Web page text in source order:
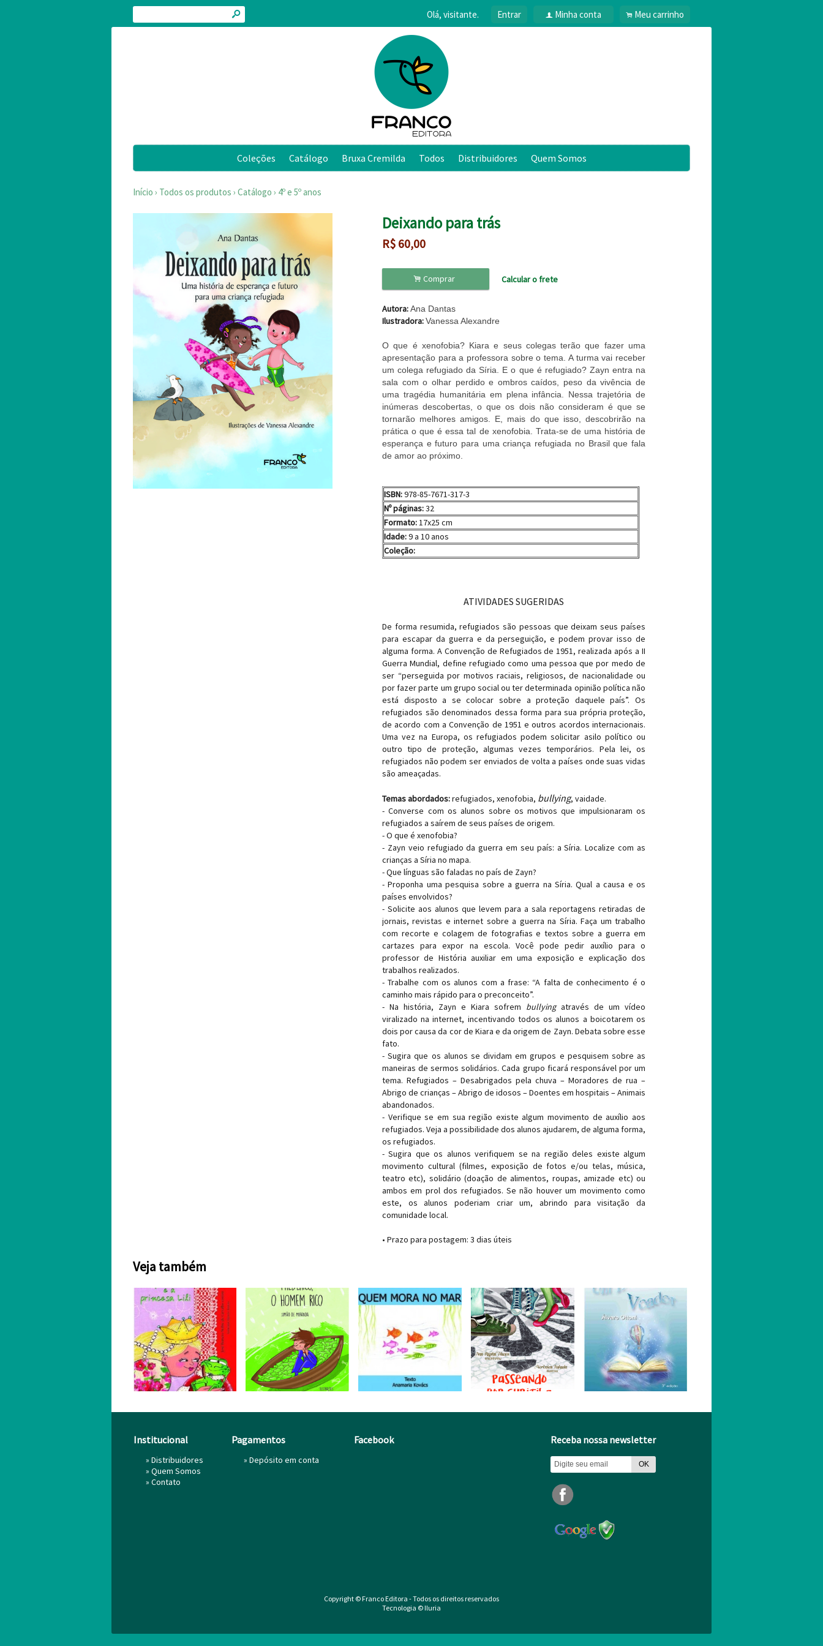
s Olá, visitante. Entrar f Minha conta . Meu carrinho
Coleções Catálogo Bruxa Cremilda Todos Distribuidores Quem Somos
Início › Todos os produtos › Catálogo › 4º e 5º anos
Deixando para trás
R$ 60,00
. Comprar Calcular o frete
Autora:Ana Dantas
Ilustradora:Vanessa Alexandre
O que é xenofobia? Kiara e seus colegas terão que fazer uma
apresentação para a professora sobre o tema. A turma vai receber
um colega refugiado da Síria. E o que é refugiado? Zayn entra na
sala com o olhar perdido e ombros caídos, peso da vivência de
uma tragédia humanitária em plena infância. Nessa trajetória de
inúmeras descobertas, o que os dois não consideram é que se
tornarão melhores amigos. E, mais do que isso, descobrirão na
prática o que é essa tal de xenofobia. Trata-se de uma história de
esperança e futuro para uma criança refugiada no Brasil que fala
de amor ao próximo.
ISBN:978-85-7671-317-3
Nº páginas:32
Formato:17x25 cm
Idade:9 a 10 anos
Coleção:
ATIVIDADES SUGERIDAS
De forma resumida, refugiados são pessoas que deixam seus países
para escapar da guerra e da perseguição, e podem provar isso de
alguma forma. A Convenção de Refugiados de 1951, realizada após a II
Guerra Mundial, define refugiado como uma pessoa que por medo de
ser “perseguida por motivos raciais, religiosos, de nacionalidade ou
por fazer parte um grupo social ou ter determinada opinião política não
está disposto a se colocar sobre a proteção daquele país”. Os
refugiados são denominados dessa forma para sua própria proteção,
de acordo com a Convenção de 1951 e outros acordos internacionais.
Uma vez na Europa, os refugiados podem solicitar asilo político ou
outro tipo de proteção, algumas vezes temporários. Pela lei, os
refugiados não podem ser enviados de volta a países onde suas vidas
são ameaçadas.
Temas abordados:refugiados, xenofobia, bullying, vaidade.
- Converse com os alunos sobre os motivos que impulsionaram os
refugiados a saírem de seus países de origem.
- O que é xenofobia?
- Zayn veio refugiado da guerra em seu país: a Síria. Localize com as
crianças a Síria no mapa.
- Que línguas são faladas no país de Zayn?
- Proponha uma pesquisa sobre a guerra na Síria. Qual a causa e os
países envolvidos?
- Solicite aos alunos que levem para a sala reportagens retiradas de
jornais, revistas e internet sobre a guerra na Síria. Faça um trabalho
com recorte e colagem de fotografias e textos sobre a guerra em
cartazes para expor na escola. Você pode pedir auxílio para o
professor de História auxiliar em uma exposição e explicação dos
trabalhos realizados.
- Trabalhe com os alunos com a frase: “A falta de conhecimento é o
caminho mais rápido para o preconceito”.
- Na história, Zayn e Kiara sofrem bullyingatravés de um vídeo
viralizado na internet, incentivando todos os alunos a boicotarem os
dois por causa da cor de Kiara e da origem de Zayn. Debata sobre esse
fato.
- Sugira que os alunos se dividam em grupos e pesquisem sobre as
maneiras de sermos solidários. Cada grupo ficará responsável por um
tema. Refugiados – Desabrigados pela chuva – Moradores de rua –
Abrigo de crianças – Abrigo de idosos – Doentes em hospitais – Animais
abandonados.
- Verifique se em sua região existe algum movimento de auxílio aos
refugiados. Veja a possibilidade dos alunos ajudarem, de alguma forma,
os refugiados.
- Sugira que os alunos verifiquem se na região deles existe algum
movimento cultural (filmes, exposição de fotos e/ou telas, música,
teatro etc), solidário (doação de alimentos, roupas, amizade etc) ou
ambos em prol dos refugiados. Se não houver um movimento como
este, os alunos poderiam criar um, abrindo para visitação da
comunidade local.
• Prazo para postagem: 3 dias úteis
Veja também
Institucional
» Distribuidores
» Quem Somos
» Contato
Pagamentos
» Depósito em conta
Facebook Receba nossa newsletter
Copyright © Franco Editora - Todos os direitos reservados
Tecnologia © Iluria